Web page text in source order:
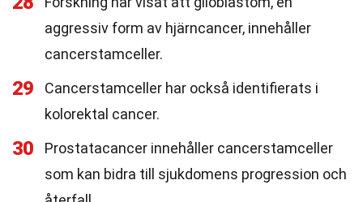
aggressiv form av hjärncancer, innehåller
cancerstamceller.
29
Cancerstamceller har också identifierats i
kolorektal cancer.
30
Prostatacancer innehåller cancerstamceller
som kan bidra till sjukdomens progression och